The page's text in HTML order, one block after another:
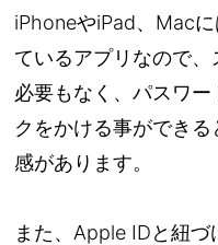
iPhoneやiPad、Mac
ているアプリなので
必要もなく、パスワ
クをかける事ができ
感があります。
また、Apple IDと紐